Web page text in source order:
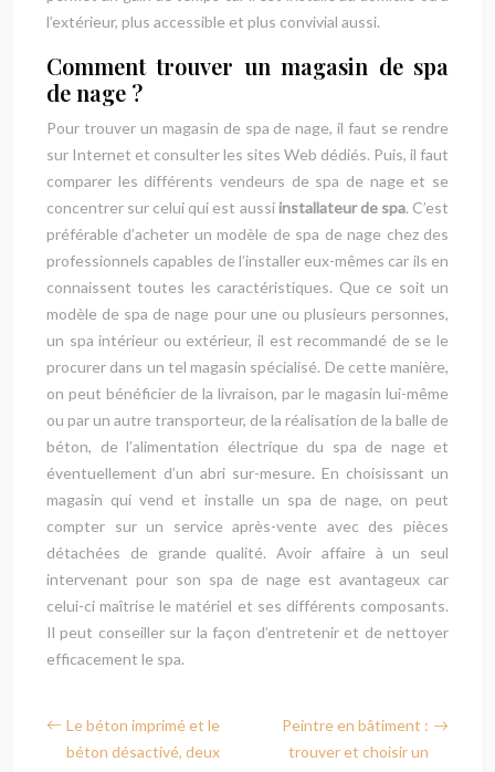
l’extérieur, plus accessible et plus convivial aussi.
Comment trouver un magasin de spa
de nage ?
Pour trouver un magasin de spa de nage, il faut se rendre
sur Internet et consulter les sites Web dédiés. Puis, il faut
comparer les différents vendeurs de spa de nage et se
concentrer sur celui qui est aussiinstallateur de spa. C’est
préférable d’acheter un modèle de spa de nage chez des
professionnels capables de l’installer eux-mêmes car ils en
connaissent toutes les caractéristiques. Que ce soit un
modèle de spa de nage pour une ou plusieurs personnes,
un spa intérieur ou extérieur, il est recommandé de se le
procurer dans un tel magasin spécialisé. De cette manière,
on peut bénéficier de la livraison, par le magasin lui-même
ou par un autre transporteur, de la réalisation de la balle de
béton, de l’alimentation électrique du spa de nage et
éventuellement d’un abri sur-mesure. En choisissant un
magasin qui vend et installe un spa de nage, on peut
compter sur un service après-vente avec des pièces
détachées de grande qualité. Avoir affaire à un seul
intervenant pour son spa de nage est avantageux car
celui-ci maîtrise le matériel et ses différents composants.
Il peut conseiller sur la façon d’entretenir et de nettoyer
efficacement le spa.
Le béton imprimé et le
béton désactivé, deux
Peintre en bâtiment :
trouver et choisir un